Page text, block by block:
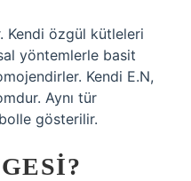
Kendi özgül kütleleri
yöntemlerle basit
Kendi E.N,
Aynı tür
gösterilir.